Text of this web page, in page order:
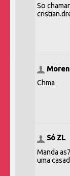
So
Chma
Só ZL
Manda
uma